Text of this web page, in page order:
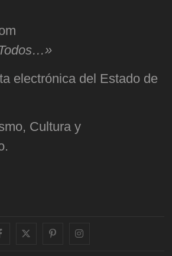
electrónica del Estado de
Cultura y
facebooktwitter
pinterestinstagram